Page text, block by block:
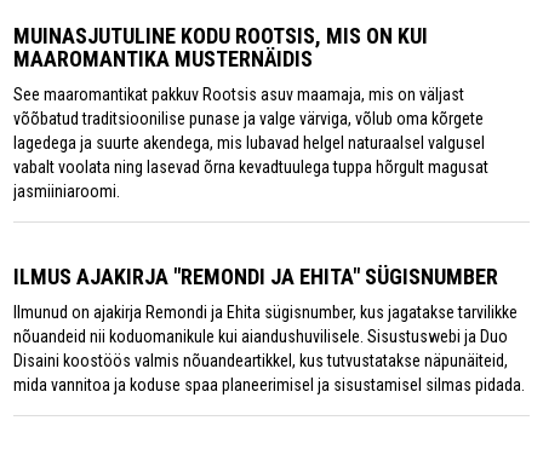
MUINASJUTULINE KODU ROOTSIS, MIS ON KUI
MAAROMANTIKA MUSTERNÄIDIS
See maaromantikat pakkuv Rootsis asuv maamaja, mis on väljast
võõbatud traditsioonilise punase ja valge värviga, võlub oma kõrgete
lagedega ja suurte akendega, mis lubavad helgel naturaalsel valgusel
vabalt voolata ning lasevad õrna kevadtuulega tuppa hõrgult magusat
jasmiiniaroomi.
ILMUS AJAKIRJA "REMONDI JA EHITA" SÜGISNUMBER
Ilmunud on ajakirja Remondi ja Ehita sügisnumber, kus jagatakse tarvilikke
nõuandeid nii koduomanikule kui aiandushuvilisele. Sisustuswebi ja Duo
Disaini koostöös valmis nõuandeartikkel, kus tutvustatakse näpunäiteid,
mida vannitoa ja koduse spaa planeerimisel ja sisustamisel silmas pidada.